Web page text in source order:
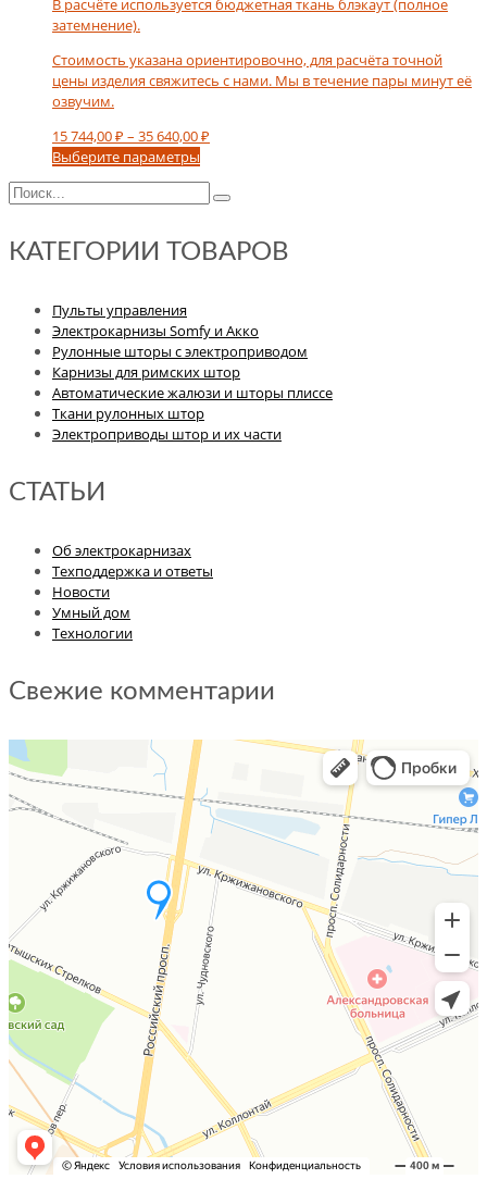
В расчёте используется бюджетная ткань блэкаут (полное
затемнение).
Стоимость указана ориентировочно, для расчёта точной
цены изделия свяжитесь с нами. Мы в течение пары минут её
озвучим.
15 744,00₽ – 35 640,00₽
744,00 ₽
35
640,00 ₽
Выберите параметры
имеет
вариаций.
Опции
на
странице
товара.
КАТЕГОРИИ ТОВАРОВ
Пульты управления
Электрокарнизы Somfy и Акко
Рулонные шторы с электроприводом
Карнизы для римских штор
Автоматические жалюзи и шторы плиссе
Ткани рулонных штор
Электроприводы штор и их части
СТАТЬИ
Об электрокарнизах
Техподдержка и ответы
Новости
Умный дом
Технологии
Свежие комментарии